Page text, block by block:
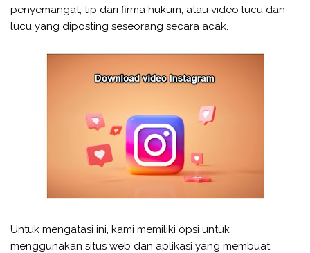
penyemangat, tip dari firma hukum, atau video lucu dan
lucu yang diposting seseorang secara acak.
Untuk mengatasi ini, kami memiliki opsi untuk
menggunakan situs web dan aplikasi yang membuat